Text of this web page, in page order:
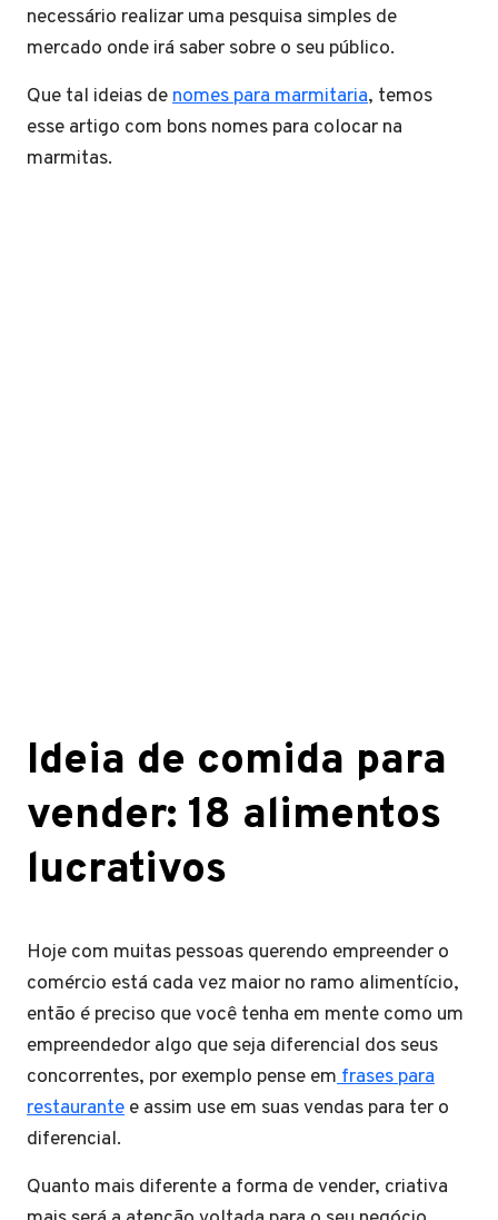
necessário realizar uma pesquisa simples de
mercado onde irá saber sobre o seu público.
Que tal ideias denomes para marmitaria, temos
esse artigo com bons nomes para colocar na
marmitas.
Ideia de comida para
vender: 18 alimentos
lucrativos
Hoje com muitas pessoas querendo empreender o
comércio está cada vez maior no ramo alimentício,
então é preciso que você tenha em mente como um
empreendedor algo que seja diferencial dos seus
concorrentes, por exemplo pense emfrases para
restaurante e assim use em suas vendas para ter o
diferencial.
Quanto mais diferente a forma de vender, criativa